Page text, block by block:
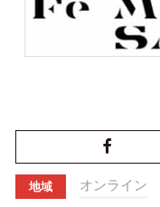
地域 オンライン